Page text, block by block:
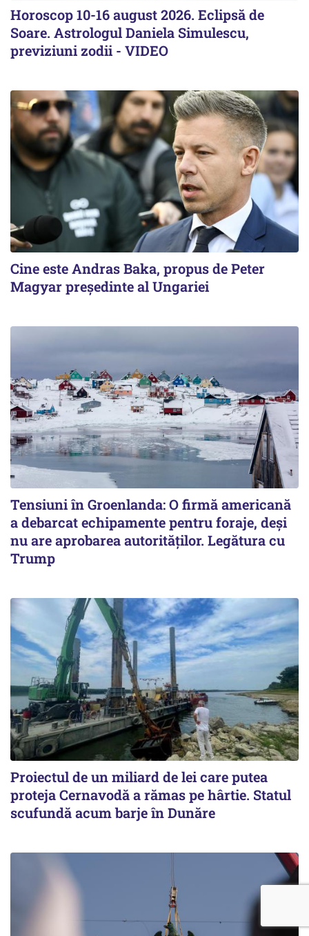
Horoscop 10-16 august 2026. Eclipsă de
Soare. Astrologul Daniela Simulescu,
previziuni zodii - VIDEO
Cine este Andras Baka, propus de Peter
Magyar președinte al Ungariei
Tensiuni în Groenlanda: O firmă americană
a debarcat echipamente pentru foraje, deși
nu are aprobarea autorităților. Legătura cu
Trump
Proiectul de un miliard de lei care putea
proteja Cernavodă a rămas pe hârtie. Statul
scufundă acum barje în Dunăre